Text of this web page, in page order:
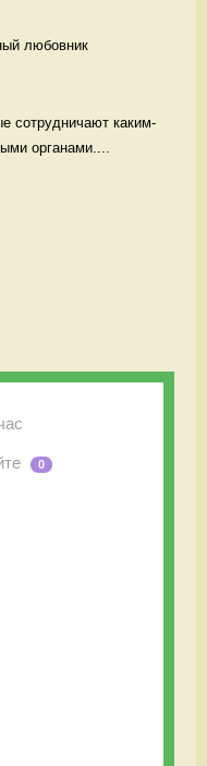
любовник
сотрудничают каким-
органами....
0